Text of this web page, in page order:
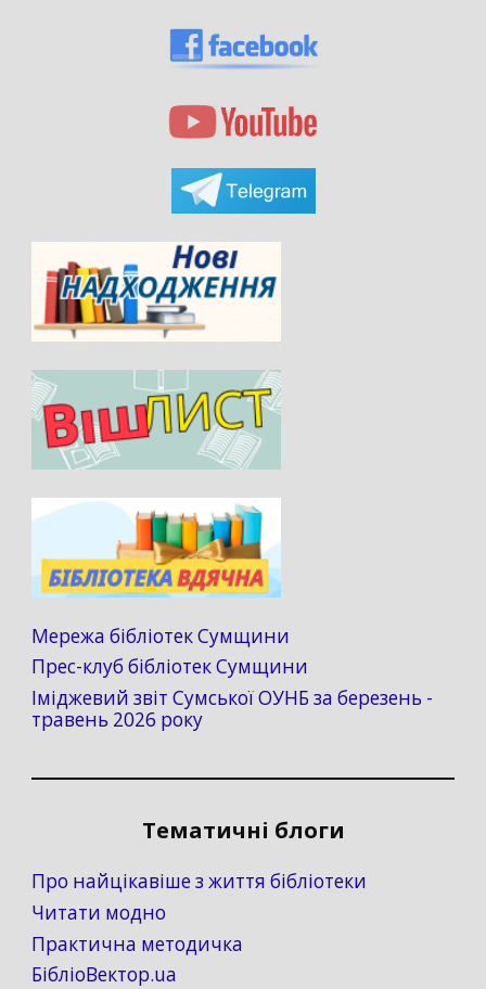
Мережа бібліотек Сумщини
Прес-клуб бібліотек Сумщини
Іміджевий звіт Сумської ОУНБ за березень -
травень 2026 року
Тематичні блоги
Про найцікавіше з життя бібліотеки
Читати модно
Практична методичка
БібліоВектор.ua